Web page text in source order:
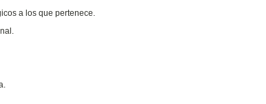
a los que pertenece.